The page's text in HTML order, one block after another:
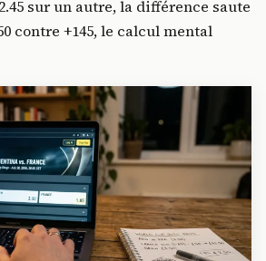
sur un autre, la différence saute
contre +145, le calcul mental